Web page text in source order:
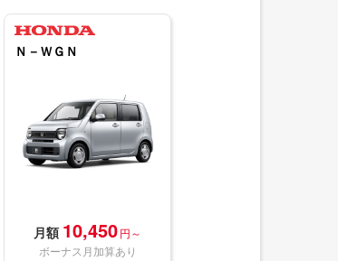
Ｎ－ＷＧＮ
月額 10,450円～
ボーナス月加算あり